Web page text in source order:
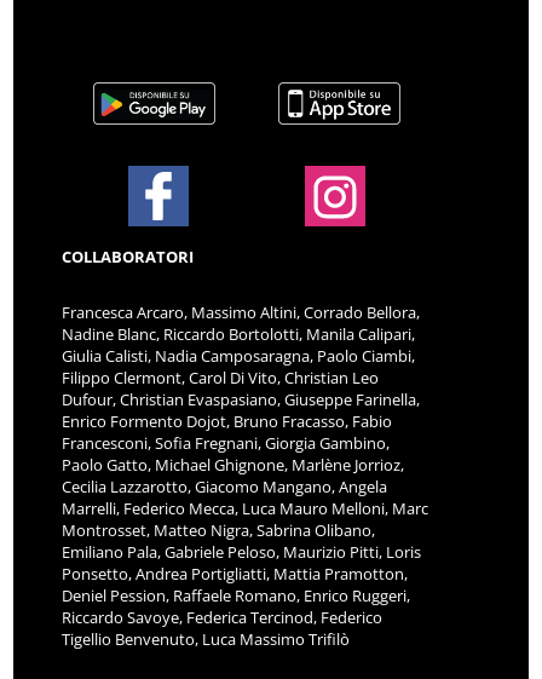
COLLABORATORI
Francesca Arcaro, Massimo Altini, Corrado Bellora,
Nadine Blanc, Riccardo Bortolotti, Manila Calipari,
Giulia Calisti, Nadia Camposaragna, Paolo Ciambi,
Filippo Clermont, Carol Di Vito, Christian Leo
Dufour, Christian Evaspasiano, Giuseppe Farinella,
Enrico Formento Dojot, Bruno Fracasso, Fabio
Francesconi, Sofia Fregnani, Giorgia Gambino,
Paolo Gatto, Michael Ghignone, Marlène Jorrioz,
Cecilia Lazzarotto, Giacomo Mangano, Angela
Marrelli, Federico Mecca, Luca Mauro Melloni, Marc
Montrosset, Matteo Nigra, Sabrina Olibano,
Emiliano Pala, Gabriele Peloso, Maurizio Pitti, Loris
Ponsetto, Andrea Portigliatti, Mattia Pramotton,
Deniel Pession, Raffaele Romano, Enrico Ruggeri,
Riccardo Savoye, Federica Tercinod, Federico
Tigellio Benvenuto, Luca Massimo Trifilò